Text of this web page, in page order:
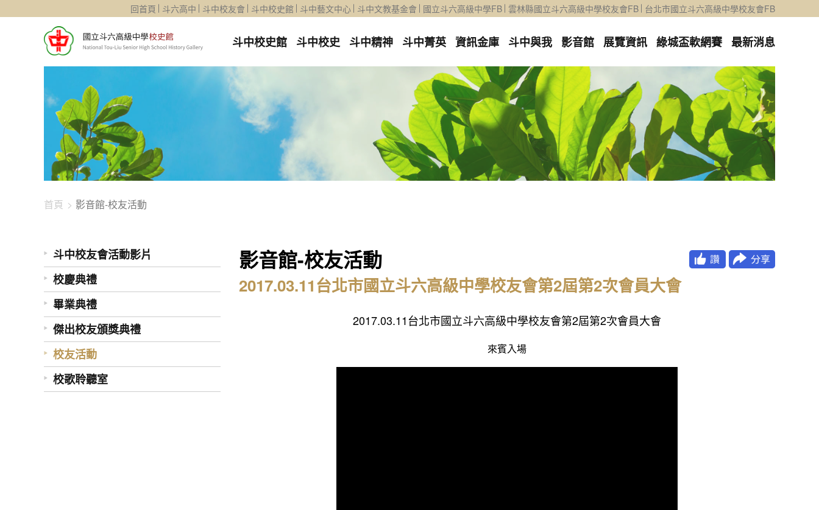
回首頁 斗六高中 斗中校友會 斗中校史館 斗中藝文中心 斗中文教基金會 國立斗六高級中學FB 雲林縣國立斗六高級中學校友會FB 台北市國立斗六高級中學校友會FB
斗中校史館 斗中校史 斗中精神 斗中菁英 資訊金庫 斗中與我 影音館 展覽資訊 綠城盃軟網賽 最新消息
首頁 影音館-校友活動
斗中校友會活動影片
校慶典禮
畢業典禮
傑出校友頒獎典禮
校友活動
校歌聆聽室
影音館-校友活動
2017.03.11台北市國立斗六高級中學校友會第2屆第2次會員大會
2017.03.11台北市國立斗六高級中學校友會第2屆第2次會員大會
來賓入場